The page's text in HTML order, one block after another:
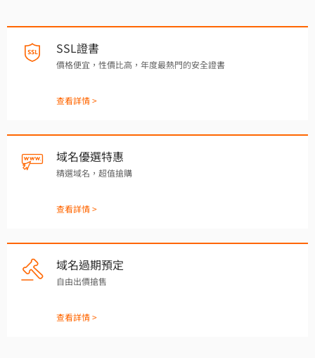
SSL證書
價格便宜，性價比高，年度最熱門的安全證書
查看詳情 >
域名優選特惠
精選域名，超值搶購
查看詳情 >
域名過期預定
自由出價搶售
查看詳情 >